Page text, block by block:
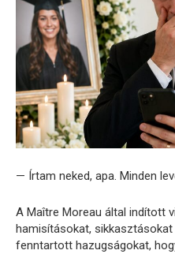
— Írtam neked, apa. Minden
A Maître Moreau által indított
hamisításokat,
fenntartott hazugságokat,